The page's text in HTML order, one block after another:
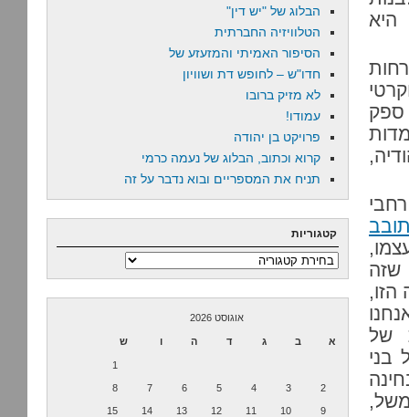
ספק
שזה
של
בני
הבלוג של "יש דין"
הטלוויזיה החברתית
הסיפור האמיתי והמזעזע של
חדו"ש – לחופש דת ושוויון
לא מזיק ברובו
עמודו!
פרויקט בן יהודה
קרוא וכתוב, הבלוג של נעמה כרמי
תניח את המספריים ובוא נדבר על זה
קטגוריות
קטגוריות
אוגוסט 2026
א ב ג ד ה ו ש
1
2
3
4
5
6
7
8
9
10
11
12
13
14
15